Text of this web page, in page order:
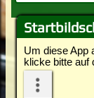
Um diese App
klicke bitte auf